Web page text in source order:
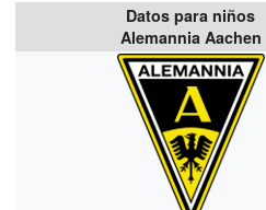
Datos para niños
Alemannia Aachen